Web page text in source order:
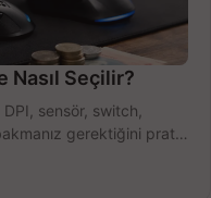
Nasıl Seçilir?
sensör, switch,
gerektiğini pratik